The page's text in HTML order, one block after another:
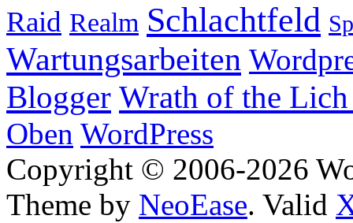
Raid Realm Schlachtfeld
Wartungsarbeiten
Blogger Wrath of the
Oben WordPress
Copyright © 2006-2026
Theme by NeoEase. Valid